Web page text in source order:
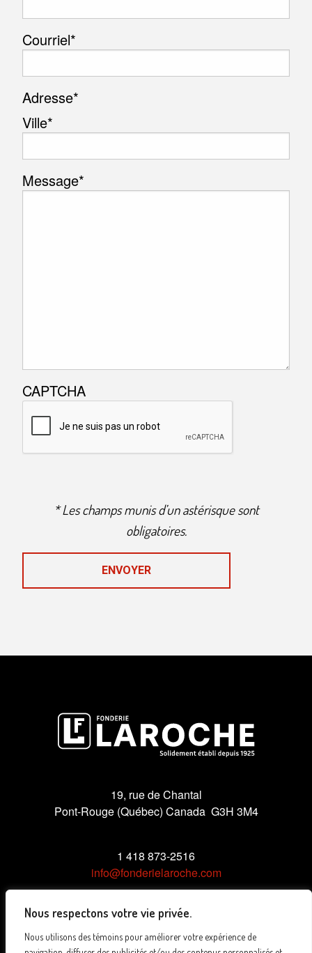
Nous respectons votre vie privée.
Nous utilisons des témoins pour améliorer votre expérience de
Courriel*
Adresse*
Ville*
Message*
CAPTCHA
* Les champs munis d’un astérisque sont
obligatoires.
19, rue de Chantal
Pont-Rouge (Québec) Canada G3H 3M4
1 418 873-2516
info@fonderielaroche.com
Politique de confidentialité